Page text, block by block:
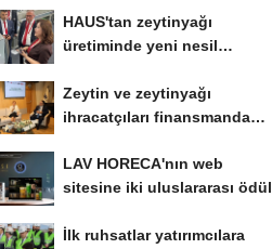
HAUS'tan zeytinyağı
üretiminde yeni nesil
Zeytin ve zeytinyağı
ihracatçıları finansmanda
LAV HORECA'nın web
sitesine iki uluslararası ödül
İlk ruhsatlar yatırımcılara